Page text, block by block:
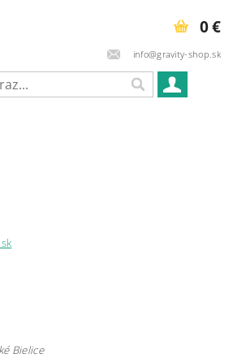
info@gravity-shop.sk
0 €
Bielice